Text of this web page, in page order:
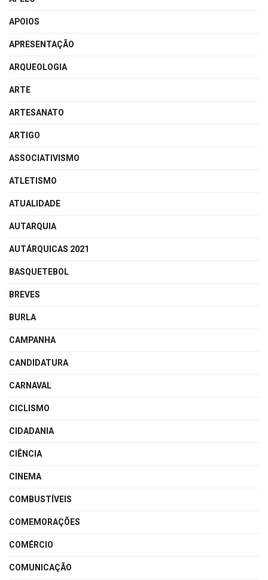
APOIOS
APRESENTAÇÃO
ARQUEOLOGIA
ARTE
ARTESANATO
ARTIGO
ASSOCIATIVISMO
ATLETISMO
ATUALIDADE
AUTARQUIA
AUTÁRQUICAS 2021
BASQUETEBOL
BREVES
BURLA
CAMPANHA
CANDIDATURA
CARNAVAL
CICLISMO
CIDADANIA
CIÊNCIA
CINEMA
COMBUSTÍVEIS
COMEMORAÇÕES
COMÉRCIO
COMUNICAÇÃO